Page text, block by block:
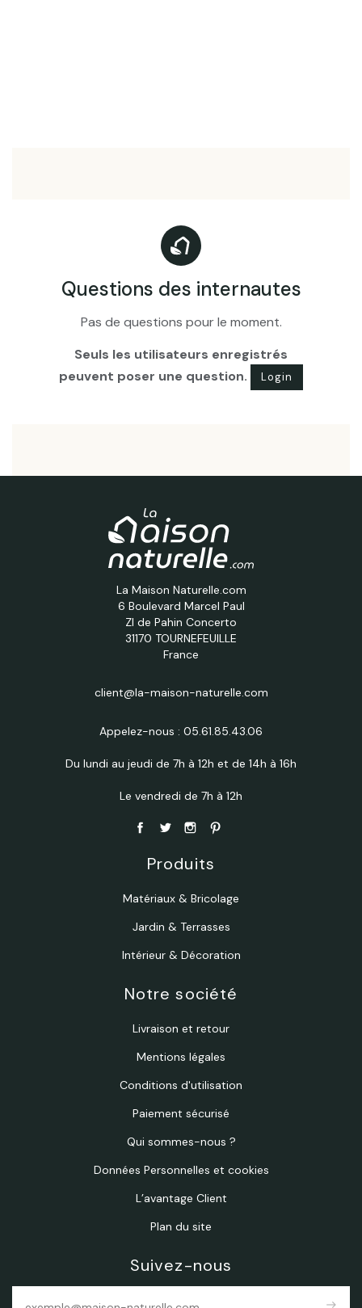
Questions des internautes
Pas de questions pour le moment.
Seuls les utilisateurs enregistrés
peuvent poser une question.
Login
La Maison Naturelle.com
6 Boulevard Marcel Paul
ZI de Pahin Concerto
31170 TOURNEFEUILLE
France
client@la-maison-naturelle.com
Appelez-nous : 05.61.85.43.06
Du lundi au jeudi de 7h à 12h et de 14h à 16h
Le vendredi de 7h à 12h
Produits
Matériaux & Bricolage
Jardin & Terrasses
Intérieur & Décoration
Notre société
Livraison et retour
Mentions légales
Conditions d'utilisation
Paiement sécurisé
Qui sommes-nous ?
Données Personnelles et cookies
L’avantage Client
Plan du site
Suivez-nous
east